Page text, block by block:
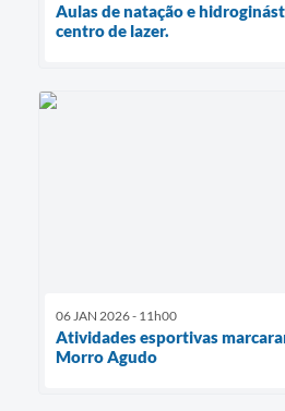
Aulas de natação e
centro de lazer.
06 JAN 2026 - 11h00
Atividades esportivas
Morro Agudo